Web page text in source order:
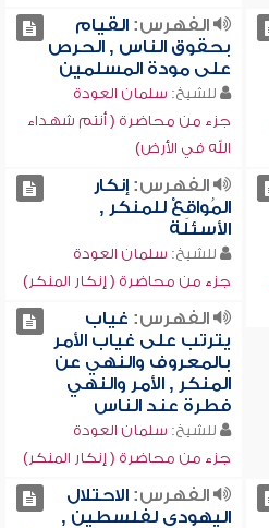
الفهرس:القيام
بحقوق الناس , الحرص
على مودة المسلمين
للشيخ: سلمان العودة
جزء من محاضرة ( أنتم شهداء
الله في الأرض)
الفهرس:إنكار
المُواقِعْ للمنكر ,
الأسئلة
للشيخ: سلمان العودة
جزء من محاضرة ( إنكار المنكر)
الفهرس: غياب
يترتب على غياب الأمر
بالمعروف والنهي عن
المنكر , الأمر والنهي
فطرة عند الناس
للشيخ: سلمان العودة
جزء من محاضرة ( إنكار المنكر)
الفهرس:الاحتلال
اليهودي لفلسطين ,